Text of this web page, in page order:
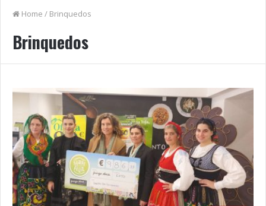
Home / Brinquedos
Brinquedos